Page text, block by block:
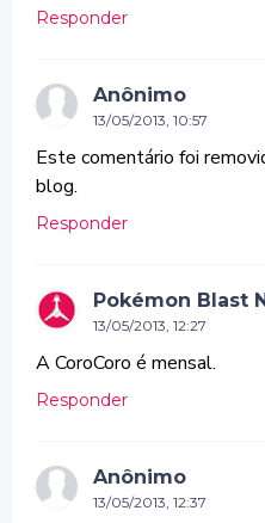
Responder
Anônimo
13/05/2013, 10:57
Este comentário foi
blog.
Responder
Pokémon Blast
13/05/2013, 12:27
A CoroCoro é mensal.
Responder
Anônimo
13/05/2013, 12:37